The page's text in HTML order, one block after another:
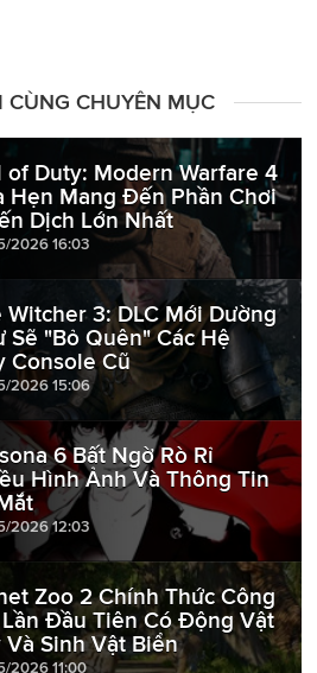
CÙNG CHUYÊN MỤC
of Duty: Modern Warfare 4
Hẹn Mang Đến Phần Chơi
Dịch Lớn Nhất
2026 16:03
Witcher 3: DLC Mới Dường
Sẽ "Bỏ Quên" Các Hệ
Console Cũ
2026 15:06
6 Bất Ngờ Rò Rỉ
Hình Ảnh Và Thông Tin
2026 12:03
Zoo 2 Chính Thức Công
Lần Đầu Tiên Có Động Vật
Và Sinh Vật Biển
2026 11:00